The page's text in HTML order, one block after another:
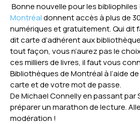
Bonne nouvelle pour les bibliophiles
Montréaldonnent accès à plus de
numériques et gratuitement. Qui dit
dit carte d’adhérent aux
tout façon, vous n’aurez pas le
ces milliers de livres, il faut vous
Bibliothèques de Montréal à l’aide
carte et de votre mot de passe.
De Michael Connelly en passant par
préparer un marathon de lecture.
modération !